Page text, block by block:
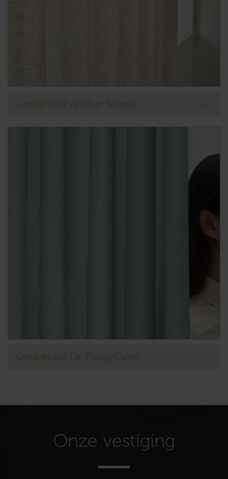
Gordijnstof Artelux Schelp
Gordijnstof De Ploeg Calm
Onze vestiging